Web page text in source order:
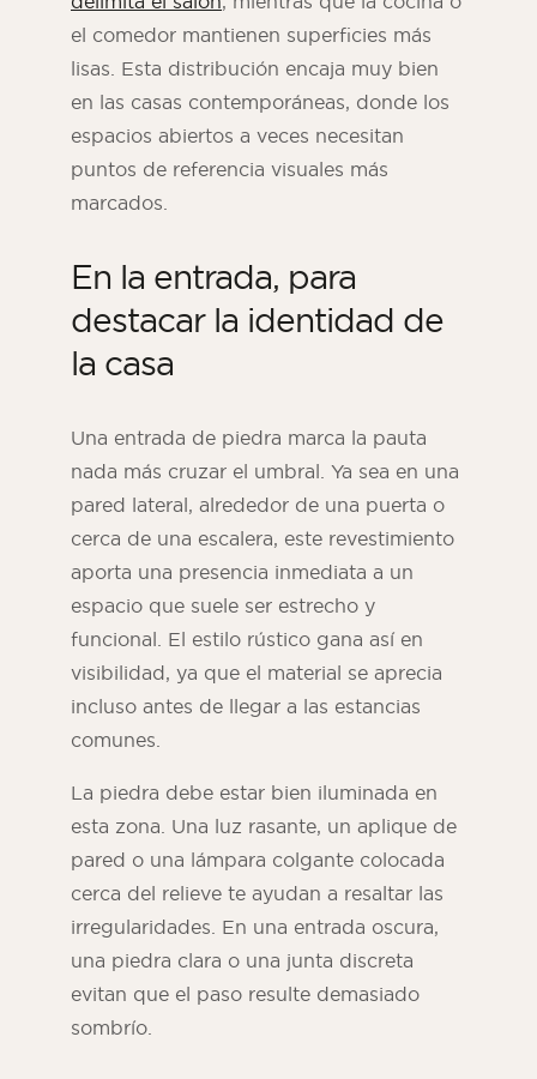
el comedor mantienen superficies más
lisas. Esta distribución encaja muy bien
en las casas contemporáneas, donde los
espacios abiertos a veces necesitan
puntos de referencia visuales más
marcados.
En la entrada, para
destacar la identidad de
la casa
Una entrada de piedra marca la pauta
nada más cruzar el umbral. Ya sea en una
pared lateral, alrededor de una puerta o
cerca de una escalera, este revestimiento
aporta una presencia inmediata a un
espacio que suele ser estrecho y
funcional. El estilo rústico gana así en
visibilidad, ya que el material se aprecia
incluso antes de llegar a las estancias
comunes.
La piedra debe estar bien iluminada en
esta zona. Una luz rasante, un aplique de
pared o una lámpara colgante colocada
cerca del relieve te ayudan a resaltar las
irregularidades. En una entrada oscura,
una piedra clara o una junta discreta
evitan que el paso resulte demasiado
sombrío.